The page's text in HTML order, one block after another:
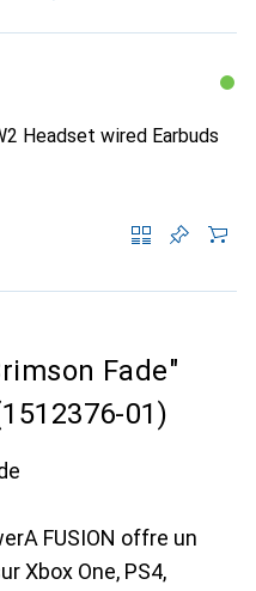
Headset wired Earbuds
Fade"
01)
FUSION offre un
Xbox One, PS4,